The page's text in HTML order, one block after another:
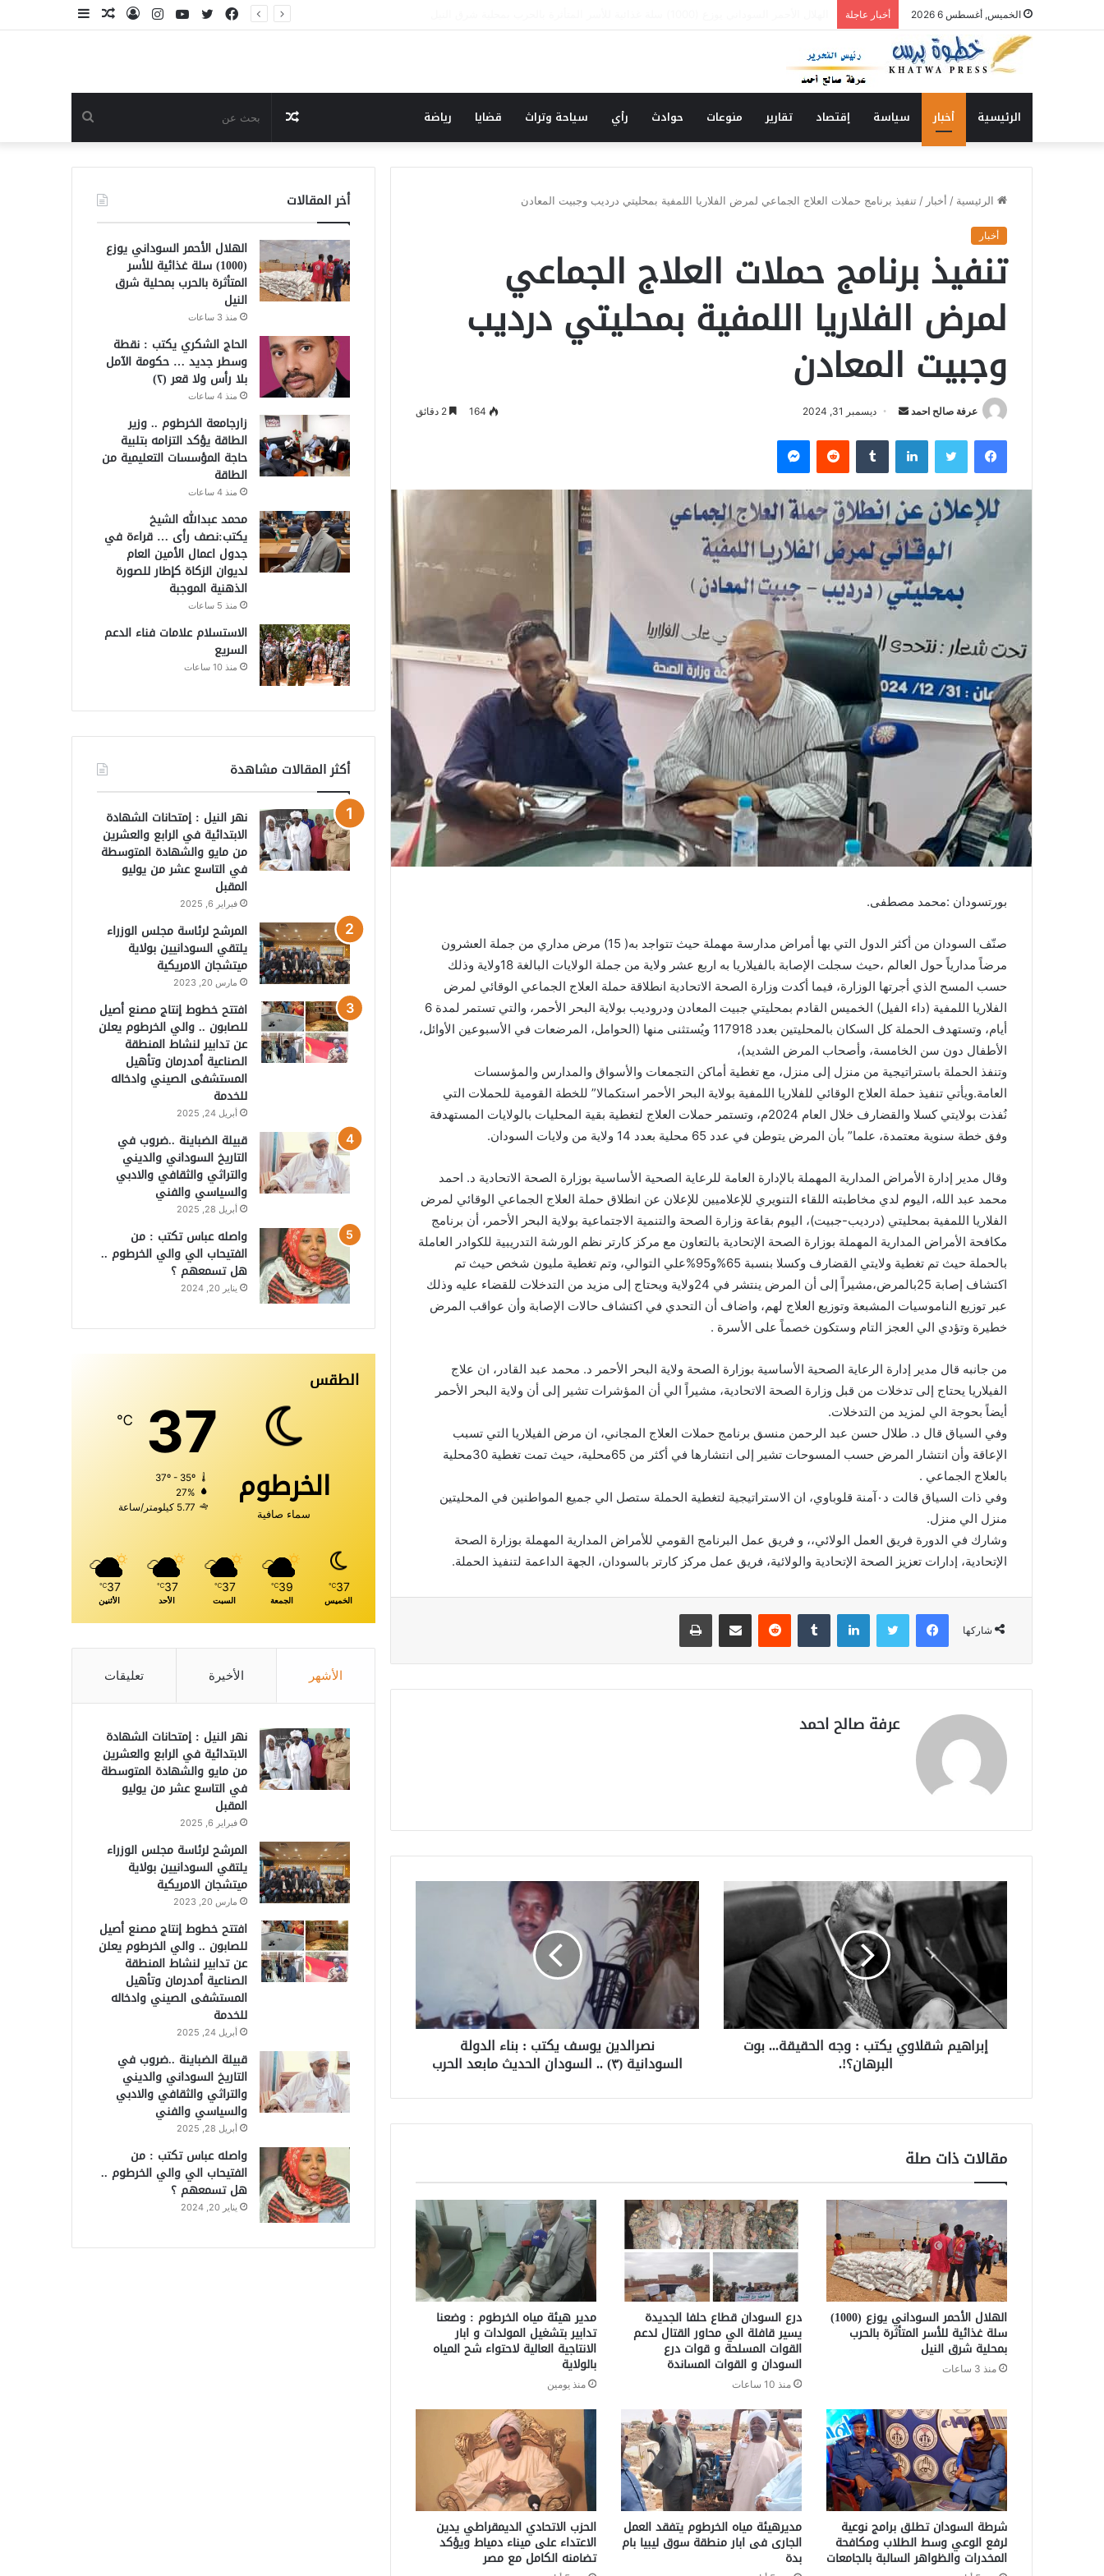
الخميس, أغسطس 6 2026 أخبار عاجلة
مقال تسجيل
انستقرام يوتيوب تويتر
فيسبوك
الرئيسية أخبار سياسة إقتصاد تقارير منوعات حوادث رأي سياحة وتراث قضايا رياضة
عن
مقال
عشوائي
الرئيسية / أخبار / تنفيذ برنامج حملات العلاج الجماعي لمرض الفلاريا اللمفية بمحليتي درديب وجبيت المعادن
أخبار
تنفيذ برنامج حملات العلاج الجماعي
لمرض الفلاريا اللمفية بمحليتي درديب
وجبيت المعادن
عرفة صالح احمد
ل
ب
ر
ي
د
ا
إ
ل
ت
و
ي
ا
ديسمبر 31, 2024 164
فيسبوك لينكدإن
بورتسودان :محمد مصطفى.
صنّف السودان من أكثر الدول التي بها أمراض مدارسة مهملة حيث تتواجد به( 15) مرض مداري من جملة العشرون
مرضاً مدارياً حول العالم ،حيث سجلت الإصابة بالفيلاريا به اربع عشر ولاية من جملة الولايات البالغة 18ولاية وذلك
حسب المسح الذي أجرتها الوزارة، فيما أكدت وزارة الصحة الاتحادية انطلاقة حملة العلاج الجماعي الوقائي لمرض
الفلاريا اللمفية (داء الفيل) الخميس القادم بمحليتي جبيت المعادن ودروديب بولاية البحر الأحمر، والتي تستمر لمدة 6
أيام، وتستهدف الحملة كل السكان بالمحليتين بعدد 117918 ويُستثنى منها (الحوامل، المرضعات في الأسبوعين الأوائل،
الأطفال دون سن الخامسة، وأصحاب المرض الشديد)،
وتنفذ الحملة باستراتيجية من منزل إلى منزل، مع تغطية أماكن التجمعات والأسواق والمدارس والمؤسسات
العامة.ويأتي تنفيذ حملة العلاج الوقائي للفلاريا اللمفية بولاية البحر الأحمر استكمالا” للخطة القومية للحملات التي
نُفذت بولايتي كسلا والقضارف خلال العام 2024م، وتستمر حملات العلاج لتغطية بقية المحليات بالولايات المستهدفة
وفق خطة سنوية معتمدة، علما” بأن المرض يتوطن في عدد 65 محلية بعدد 14 ولاية من ولايات السودان.
وقال مدير إدارة الأمراض المدارية المهملة بالإدارة العامة للرعاية الصحية الأساسية بوزارة الصحة الاتحادية د. احمد
محمد عبد الله، اليوم لدي مخاطبته اللقاء التنويري للإعلاميين للإعلان عن انطلاق حملة العلاج الجماعي الوقائي لمرض
الفلاريا اللمفية بمحليتي (درديب-جبيت)، اليوم بقاعة وزارة الصحة والتنمية الاجتماعية بولاية البحر الأحمر، أن برنامج
مكافحة الأمراض المدارية المهملة بوزارة الصحة الإتحادية بالتعاون مع مركز كارتر نظم الورشة التدريبية للكوادر العاملة
بالحملة حيث تم تغطية ولايتي القضارف وكسلا بنسبة 65%و95%علي التوالي، وتم تغطية مليون شخص حيث تم
اكتشاف إصابة 25بالمرض،مشيراً إلى أن المرض ينتشر في 24ولاية ويحتاج إلى مزيد من التدخلات للقضاء عليه وذلك
عبر توزيع الناموسيات المشبعة وتوزيع العلاج لهم، واضاف أن التحدي في اكتشاف حالات الإصابة وأن عواقب المرض
خطيرة وتؤدي الي العجز التام وستكون خصماً على الأسرة .
من جانبه قال مدير إدارة الرعاية الصحية الأساسية بوزارة الصحة ولاية البحر الأحمر د. محمد عبد القادر، ان علاج
الفيلاريا يحتاج إلى تدخلات من قبل وزارة الصحة الاتحادية، مشيراً الي أن المؤشرات تشير إلى أن ولاية البحر الأحمر
أيضاً بحوجة الي لمزيد من التدخلات.
وفي السياق قال د. طلال حسن عبد الرحمن منسق برنامج حملات العلاج المجاني، ان مرض الفيلاريا التي تسبب
الإعاقة وأن انتشار المرض حسب المسوحات تشير إلى انتشارها في أكثر من 65محلية، حيث تمت تغطية 30محلية
بالعلاج الجماعي .
وفي ذات السياق قالت د٠آمنة قلوباوي، ان الاستراتيجية لتغطية الحملة ستصل الي جميع المواطنين في المحليتين
منزل الي منزل.
وشارك في الدورة فريق العمل الولائي،، و فريق عمل البرنامج القومي للأمراض المدارية المهملة بوزارة الصحة
الإتحادية، إدارات تعزيز الصحة الإتحادية والولائية، فريق عمل مركز كارتر بالسودان، الجهة الداعمة لتنفيذ الحملة.
شاركها
فيسبوك لينكدإن
عرفة صالح احمد
إبراهيم شقلاوي يكتب : وجه الحقيقة... بوت
البرهان؟!.
نصرالدين يوسف يكتب : بناء الدولة
السودانية (٣) .. السودان الحديث مابعد الحرب
مقالات ذات صلة
الهلال الأحمر السوداني يوزع (1000)
سلة غذائية للأسر المتأثرة بالحرب
بمحلية شرق النيل
منذ 3 ساعات
درع السودان قطاع حلفا الجديدة
يسير قافلة الي محاور القتال لدعم
القوات المسلحة و قوات درع
السودان و القوات المساندة
منذ 10 ساعات
مدير هيئة مياه الخرطوم : وضعنا
تدابير بتشغيل المولدات و ابار
الانتاجية العالية لاحتواء شح المياه
بالولاية
منذ يومين
شرطة السودان تطلق برامج نوعية
لرفع الوعي وسط الطلاب ومكافحة
المخدرات والظواهر السالبة بالجامعات
مديرهيئة مياه الخرطوم يتفقد العمل
الجارى فى ابار منطقة سوق ليبيا بام
بدة
الحزب الاتحادي الديمقراطي يدين
الاعتداء على ميناء دمياط ويؤكد
تضامنه الكامل مع مصر
أخر المقالات
الهلال الأحمر السوداني يوزع
(1000) سلة غذائية للأسر
المتأثرة بالحرب بمحلية شرق
النيل
منذ 3 ساعات
الحاج الشكري يكتب : نقطة
وسطر جديد … حكومة الآمل
بلا رأس ولا قعر (٢)
منذ 4 ساعات
زارجامعة الخرطوم .. وزير
الطاقة يؤكد التزامه بتلبية
حاجة المؤسسات التعليمية من
الطاقة
منذ 4 ساعات
محمد عبدالله الشيخ
يكتب:نصف رأى … قراءة في
جدول اعمال الأمين العام
لديوان الزكاة كإطار للصورة
الذهنية الموجبة
منذ 5 ساعات
الاستسلام علامات فناء الدعم
السريع
منذ 10 ساعات
أكثر المقالات مشاهدة
نهر النيل : إمتحانات الشهادة
الابتدائية في الرابع والعشرين
من مايو والشهادة المتوسطة
في التاسع عشر من يوليو
المقبل
فبراير 6, 2025
المرشح لرئاسة مجلس الوزراء
يلتقي السودانيين بولاية
ميتشجان الامريكية
مارس 20, 2023
افتتح خطوط إنتاج مصنع أصيل
للصابون .. والي الخرطوم يعلن
عن تدابير لنشاط المنطقة
الصناعية أمدرمان وتأهيل
المستشفى الصيني وادخاله
للخدمة
أبريل 24, 2025
قبيلة الضباينة ..ضروب في
التاريخ السوداني والديني
والتراثي والثقافي والادبي
والسياسي والفني
أبريل 28, 2025
واصله عباس تكتب : من
الفتيحاب الي والي الخرطوم ..
هل تسمعهم ؟
يناير 20, 2024
الطقس
الخرطوم
سماء صافية
37
℃
37º - 35º
27%
5.77 كيلومتر/ساعة
37
℃
الخميس
39
℃
الجمعة
37
℃
السبت
37
℃
الأحد
37
℃
الأثنين
الأشهر الأخيرة تعليقات
نهر النيل : إمتحانات الشهادة
الابتدائية في الرابع والعشرين
من مايو والشهادة المتوسطة
في التاسع عشر من يوليو
المقبل
فبراير 6, 2025
المرشح لرئاسة مجلس الوزراء
يلتقي السودانيين بولاية
ميتشجان الامريكية
مارس 20, 2023
افتتح خطوط إنتاج مصنع أصيل
للصابون .. والي الخرطوم يعلن
عن تدابير لنشاط المنطقة
الصناعية أمدرمان وتأهيل
المستشفى الصيني وادخاله
للخدمة
أبريل 24, 2025
قبيلة الضباينة ..ضروب في
التاريخ السوداني والديني
والتراثي والثقافي والادبي
والسياسي والفني
أبريل 28, 2025
واصله عباس تكتب : من
الفتيحاب الي والي الخرطوم ..
هل تسمعهم ؟
يناير 20, 2024